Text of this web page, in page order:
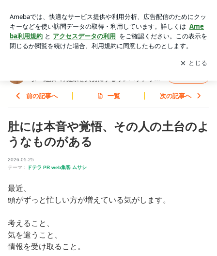
集客✕アロマセラピスト】 ”心・カラダ・経済”の健康を大切に
するリンパケアサロン 京都・城陽
アプリをダウンロードして ブログの更新通知
を受け取りまし
ょう。
開く
ダ・経済”の健康を大切にするリンパケアサロ
前の記事へ 一覧 次の記事へ
肚には本音や覚悟、その人の土台のよ
うなものがある
2026-05-25
テーマ：
ドテラ PR web集客 ムサシ
最近、
頭がずっと忙しい方が増えている気がします。
考えること、
気を遣うこと、
情報を受け取ること。